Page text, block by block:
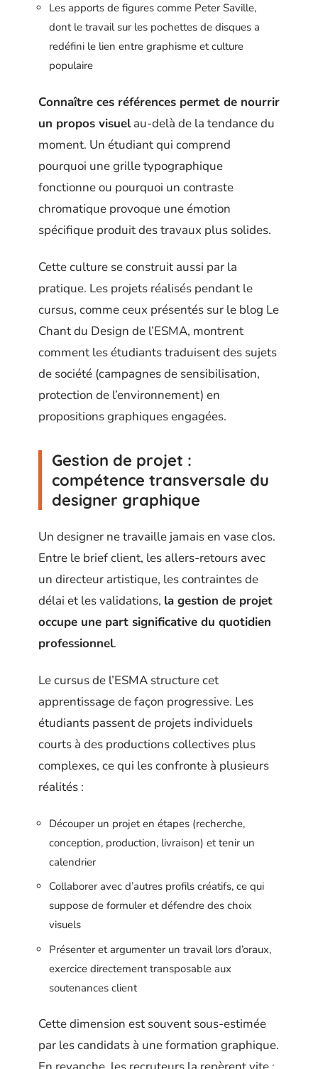
Les apports de figures comme Peter Saville,
dont le travail sur les pochettes de disques a
redéfini le lien entre graphisme et culture
populaire
Connaître ces références permet de nourrir
un propos visuelau-delà de la tendance du
moment. Un étudiant qui comprend
pourquoi une grille typographique
fonctionne ou pourquoi un contraste
chromatique provoque une émotion
spécifique produit des travaux plus solides.
Cette culture se construit aussi par la
pratique. Les projets réalisés pendant le
cursus, comme ceux présentés sur le blog Le
Chant du Design de l’ESMA, montrent
comment les étudiants traduisent des sujets
de société (campagnes de sensibilisation,
protection de l’environnement) en
propositions graphiques engagées.
Gestion de projet :
compétence transversale du
designer graphique
Un designer ne travaille jamais en vase clos.
Entre le brief client, les allers-retours avec
un directeur artistique, les contraintes de
délai et les validations, la gestion de projet
occupe une part significative du quotidien
professionnel.
Le cursus de l’ESMA structure cet
apprentissage de façon progressive. Les
étudiants passent de projets individuels
courts à des productions collectives plus
complexes, ce qui les confronte à plusieurs
réalités :
Découper un projet en étapes (recherche,
conception, production, livraison) et tenir un
calendrier
Collaborer avec d’autres profils créatifs, ce qui
suppose de formuler et défendre des choix
visuels
Présenter et argumenter un travail lors d’oraux,
exercice directement transposable aux
soutenances client
Cette dimension est souvent sous-estimée
par les candidats à une formation graphique.